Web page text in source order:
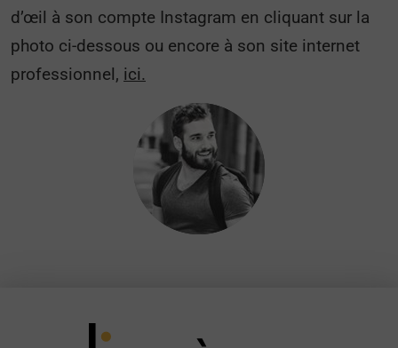
d’œil à son compte Instagram en cliquant sur la
photo ci-dessous ou encore à son site internet
professionnel, ici.